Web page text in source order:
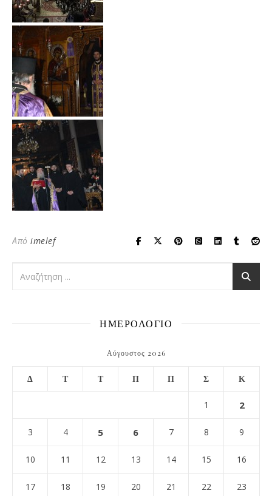
Από imelef
ΗΜΕΡΟΛΟΓΙΟ
Αύγουστος 2026
Δ Τ Τ Π Π Σ Κ
1 2
3 4 5 6 7 8 9
10 11 12 13 14 15 16
17 18 19 20 21 22 23